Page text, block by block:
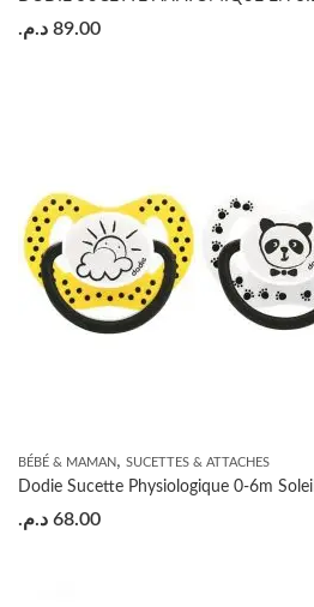
89.00 د.م.
BÉBÉ & MAMAN, SUCETTES & ATTACHES
Dodie Sucette Physiologique 0-6m Soleil
68.00 د.م.